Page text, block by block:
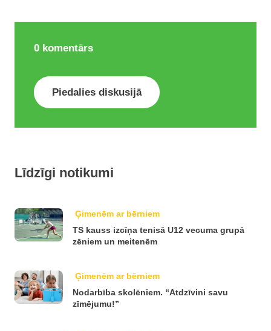
0 komentārs
Piedalies diskusijā
Līdzīgi notikumi
Ģimenēm ar bērniem
TS kauss izcīņa tenisā U12 vecuma grupā
zēniem un meitenēm
Ģimenēm ar bērniem
Nodarbība skolēniem. “Atdzīvini savu
zīmējumu!”